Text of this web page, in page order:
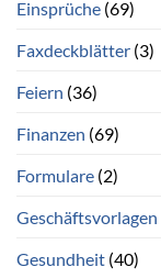
Einsprüche (69)
Faxdeckblätter (3)
Feiern (36)
Finanzen (69)
Formulare (2)
Geschäftsvorlagen
Gesundheit (40)